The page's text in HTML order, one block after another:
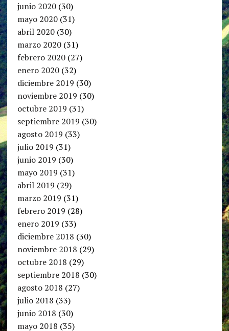
junio 2020(30)
mayo 2020(31)
abril 2020(30)
marzo 2020(31)
febrero 2020(27)
enero 2020(32)
diciembre 2019 (30)
noviembre 2019 (30)
octubre 2019 (31)
septiembre 2019 (30)
agosto 2019 (33)
julio 2019 (31)
junio 2019 (30)
mayo 2019 (31)
abril 2019 (29)
marzo 2019 (31)
febrero 2019 (28)
enero 2019 (33)
diciembre 2018 (30)
noviembre 2018 (29)
octubre 2018 (29)
septiembre 2018 (30)
agosto 2018 (27)
julio 2018 (33)
junio 2018 (30)
mayo 2018 (35)